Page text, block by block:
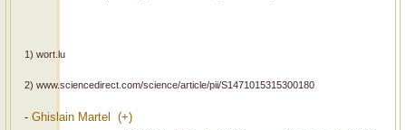
1) wort.lu
2) www.sciencedirect.com/science/article/pii/S1471015315300180
- Ghislain Martel (+)